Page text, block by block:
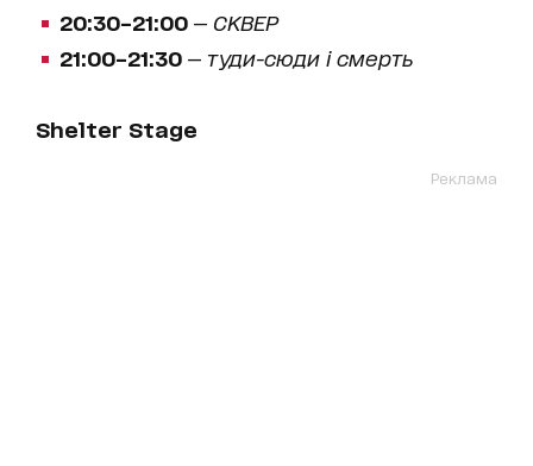
20:30–21:00 — СКВЕР
21:00–21:30 — туди-сюди і смерть
Shelter Stage
Реклама